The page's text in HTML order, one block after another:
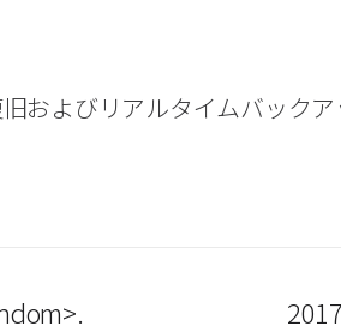
よびリアルタイムバックア